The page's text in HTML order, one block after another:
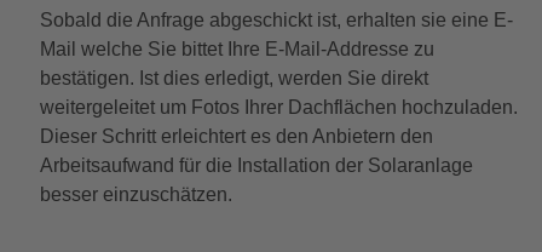
Sobald die Anfrage abgeschickt ist, erhalten sie eine E-
Mail welche Sie bittet Ihre E-Mail-Addresse zu
bestätigen. Ist dies erledigt, werden Sie direkt
weitergeleitet um Fotos Ihrer Dachflächen hochzuladen.
Dieser Schritt erleichtert es den Anbietern den
Arbeitsaufwand für die Installation der Solaranlage
besser einzuschätzen.